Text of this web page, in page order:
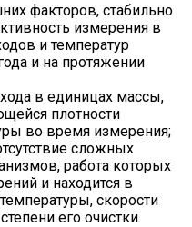
факторов, стабильно
измерения в
и температур
и на протяжении
в единицах массы,
плотности
во время измерения;
сложных
работа которых
и находится в
скорости
его очистки.